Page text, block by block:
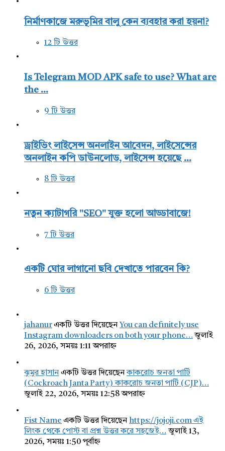
নির্মাণকাজে মরুভূমির বালু কেন ব্যবহার করা হয়না?
12 টি উত্তর
Is Telegram MOD APK safe to use? What are
the ...
9 টি উত্তর
ড্রাইভিং লাইসেন্স অনলাইন আবেদন, লাইসেন্সের
অনলাইন কপি ডাউনলোড, লাইসেন্স হয়েছে ...
8 টি উত্তর
নতুন ক্যাটাগরি "SEO" যুক্ত হলো আড্ডাবাজে!
7 টি উত্তর
একটি ঘোর লাগানো ছবি দেখাতে পারবেন কি?
6 টি উত্তর
jahanurএকটি উত্তর দিয়েছেন You can definitely use
Instagram downloaders on both your phone… জুলাই
26, 2026, সময়ঃ 1:11 অপরাহ্ন
ঝুমুর হাসানএকটি উত্তর দিয়েছেনকাকরোচ জনতা পার্টি
(Cockroach Janta Party) কাকরোচ জনতা পার্টি (CJP)…
জুলাই 22, 2026, সময়ঃ 12:58 অপরাহ্ন
Fist Name একটি উত্তর দিয়েছেন https://jojoji.com এই
লিংক থেকে পোস্ট বা প্রশ্ন উত্তর করে সহজেই… জুলাই 13,
2026, সময়ঃ 1:50 পূর্বাহ্ন